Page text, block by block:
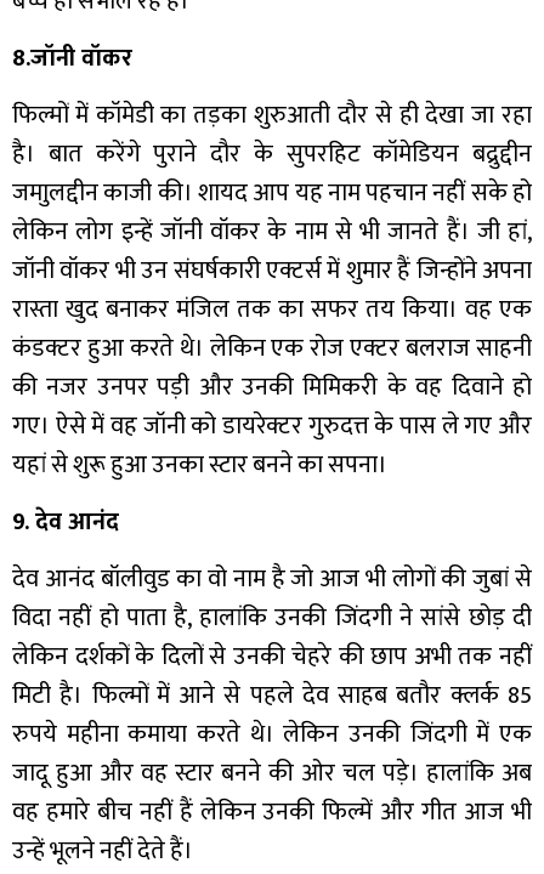
8.जॉनी वॉकर
फिल्मों में कॉमेडी का तड़का शुरुआती दौर से ही देखा जा रहा
है। बात करेंगे पुराने दौर के सुपरहिट कॉमेडियन बद्रुद्दीन
जमाुलद्दीन काजी की। शायद आप यह नाम पहचान नहीं सके हो
लेकिन लोग इन्हें जॉनी वॉकर के नाम से भी जानते हैं। जी हां,
जॉनी वॉकर भी उन संघर्षकारी एक्टर्स में शुमार हैं जिन्होंने अपना
रास्ता खुद बनाकर मंजिल तक का सफर तय किया। वह एक
कंडक्टर हुआ करते थे। लेकिन एक रोज एक्टर बलराज साहनी
की नजर उनपर पड़ी और उनकी मिमिकरी के वह दिवाने हो
गए। ऐसे में वह जॉनी को डायरेक्टर गुरुदत्त के पास ले गए और
यहां से शुरू हुआ उनका स्टार बनने का सपना।
9. देव आनंद
देव आनंद बॉलीवुड का वो नाम है जो आज भी लोगों की जुबां से
विदा नहीं हो पाता है, हालांकि उनकी जिंदगी ने सांसे छोड़ दी
लेकिन दर्शकों के दिलों से उनकी चेहरे की छाप अभी तक नहीं
मिटी है। फिल्मों में आने से पहले देव साहब बतौर क्लर्क 85
रुपये महीना कमाया करते थे। लेकिन उनकी जिंदगी में एक
जादू हुआ और वह स्टार बनने की ओर चल पड़े। हालांकि अब
वह हमारे बीच नहीं हैं लेकिन उनकी फिल्में और गीत आज भी
उन्हें भूलने नहीं देते हैं।